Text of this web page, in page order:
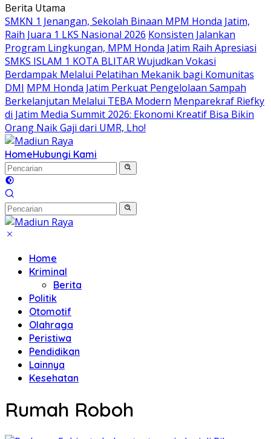
Langsung
ke
konten
Berita Utama
SMKN 1 Jenangan, Sekolah Binaan MPM Honda Jatim,
Raih Juara 1 LKS Nasional 2026 Konsisten Jalankan
Program Lingkungan, MPM Honda Jatim Raih Apresiasi
SMKS ISLAM 1 KOTA BLITAR Wujudkan Vokasi
Berdampak Melalui Pelatihan Mekanik bagi Komunitas
DMI MPM Honda Jatim Perkuat Pengelolaan Sampah
Berkelanjutan Melalui TEBA Modern Menparekraf Riefky
di Jatim Media Summit 2026: Ekonomi Kreatif Bisa Bikin
Orang Naik Gaji dari UMR, Lho!
HomeHubungi Kami
Home
Kriminal
Berita
Politik
Otomotif
Olahraga
Peristiwa
Pendidikan
Lainnya
Kesehatan
Rumah Roboh